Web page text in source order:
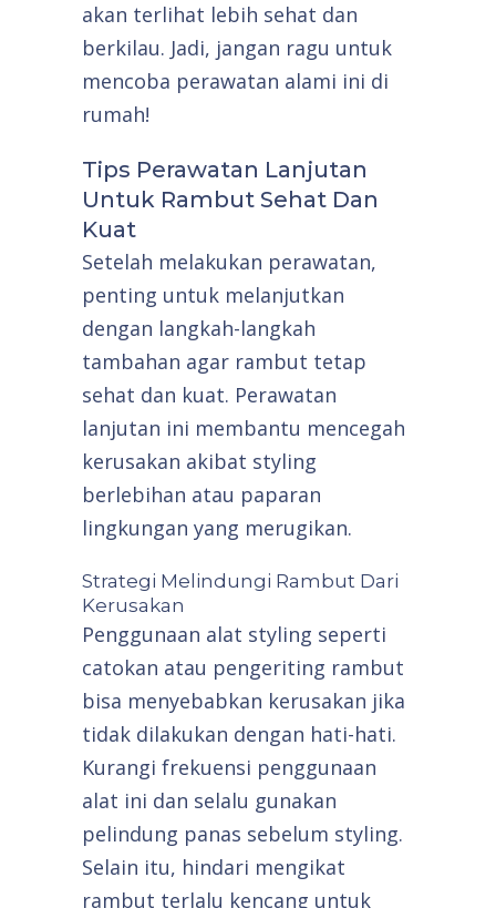
akan terlihat lebih sehat dan
berkilau. Jadi, jangan ragu untuk
mencoba perawatan alami ini di
rumah!
Tips Perawatan Lanjutan
Untuk Rambut Sehat Dan
Kuat
Setelah melakukan perawatan,
penting untuk melanjutkan
dengan langkah-langkah
tambahan agar rambut tetap
sehat dan kuat. Perawatan
lanjutan ini membantu mencegah
kerusakan akibat styling
berlebihan atau paparan
lingkungan yang merugikan.
Strategi Melindungi Rambut Dari
Kerusakan
Penggunaan alat styling seperti
catokan atau pengeriting rambut
bisa menyebabkan kerusakan jika
tidak dilakukan dengan hati-hati.
Kurangi frekuensi penggunaan
alat ini dan selalu gunakan
pelindung panas sebelum styling.
Selain itu, hindari mengikat
rambut terlalu kencang untuk